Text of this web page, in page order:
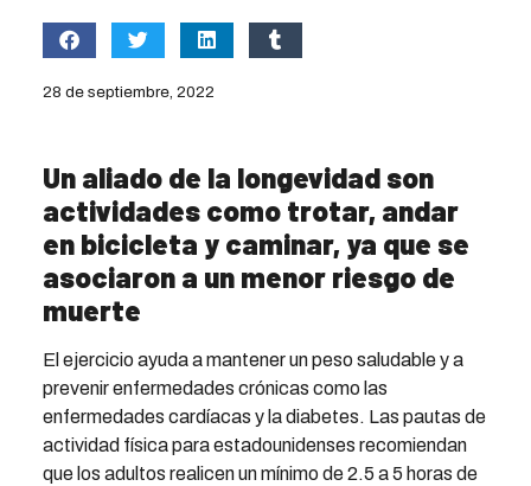
28 de septiembre, 2022
Un aliado de la longevidad son
actividades como trotar, andar
en bicicleta y caminar, ya que se
asociaron a un menor riesgo de
muerte
El ejercicio ayuda a mantener un peso saludable y a
prevenir enfermedades crónicas como las
enfermedades cardíacas y la diabetes. Las pautas de
actividad física para estadounidenses recomiendan
que los adultos realicen un mínimo de 2.5 a 5 horas de